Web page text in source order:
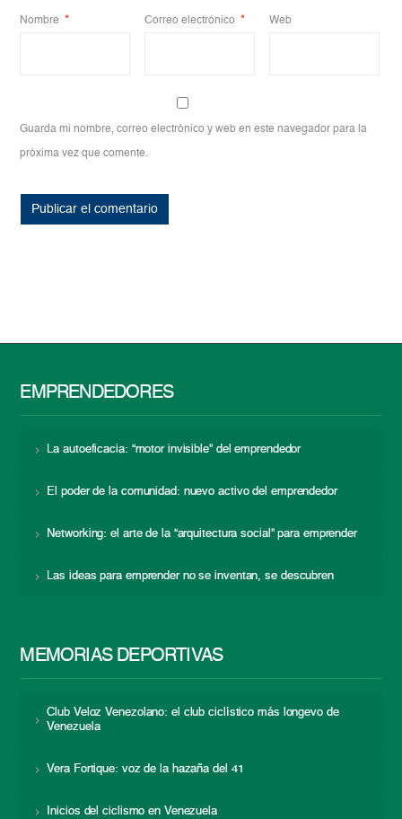
Nombre * Correo electrónico * Web
Guarda mi nombre, correo electrónico y web en este navegador para la
próxima vez que comente.
EMPRENDEDORES
La autoeficacia: “motor invisible” del emprendedor
El poder de la comunidad: nuevo activo del emprendedor
Networking: el arte de la “arquitectura social” para emprender
Las ideas para emprender no se inventan, se descubren
MEMORIAS DEPORTIVAS
Club Veloz Venezolano: el club ciclístico más longevo de
Venezuela
Vera Fortique: voz de la hazaña del 41
Inicios del ciclismo en Venezuela